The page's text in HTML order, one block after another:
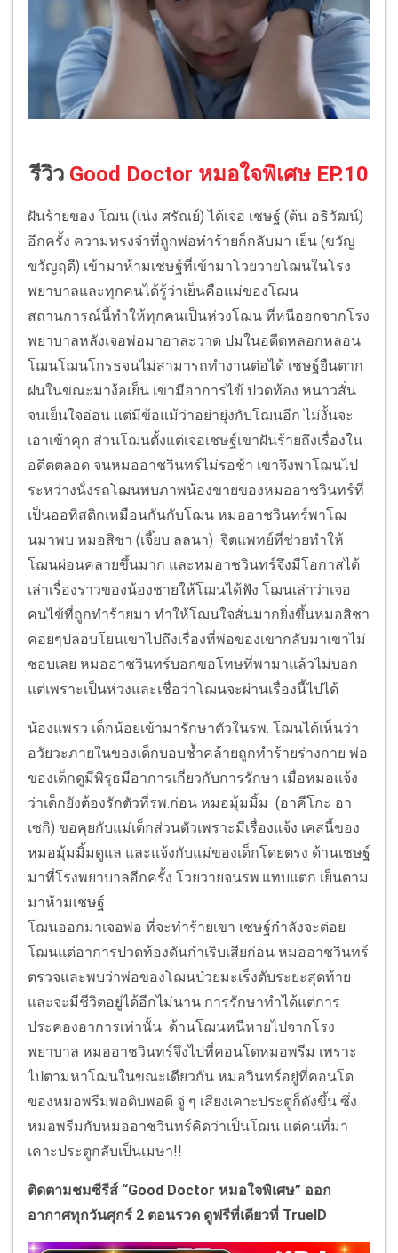
รีวิว Good Doctor หมอใจพิเศษ EP.10
ฝันร้ายของ โฌน (เน๋ง ศรัณย์) ได้เจอ เชษฐ์ (ต้น อธิวัฒน์)
อีกครั้ง ความทรงจำที่ถูกพ่อทำร้ายก็กลับมา เย็น (ขวัญ
ขวัญฤดี) เข้ามาห้ามเชษฐ์ที่เข้ามาโวยวายโฌนในโรง
พยาบาลและทุกคนได้รู้ว่าเย็นคือแม่ของโฌน
สถานการณ์นี้ทำให้ทุกคนเป็นห่วงโฌน ที่หนีออกจากโรง
พยาบาลหลังเจอพ่อมาอาละวาด ปมในอดีตหลอกหลอน
โฌนโฌนโกรธจนไม่สามารถทำงานต่อได้ เชษฐ์ยืนตาก
ฝนในขณะมาง้อเย็น เขามีอาการไข้ ปวดท้อง หนาวสั่น
จนเย็นใจอ่อน แต่มีข้อแม้ว่าอย่ายุ่งกับโฌนอีก ไม่งั้นจะ
เอาเข้าคุก ส่วนโฌนตั้งแต่เจอเชษฐ์เขาฝันร้ายถึงเรื่องใน
อดีตตลอด จนหมออาชวินทร์ไม่รอช้า เขาจึงพาโฌนไป
ระหว่างนั่งรถโฌนพบภาพน้องขายของหมออาชวินทร์ที่
เป็นออทิสติกเหมือนกันกับโฌน หมออาชวินทร์พาโฌ
นมาพบ หมอสิชา (เจี๊ยบ ลลนา) จิตแพทย์ที่ช่วยทำให้
โฌนผ่อนคลายขึ้นมาก และหมอาชวินทร์จึงมีโอกาสได้
เล่าเรื่องราวของน้องชายให้โฌนได้ฟัง โฌนเล่าว่าเจอ
คนไข้ที่ถูกทำร้ายมา ทำให้โฌนใจสั่นมากยิ่งขึ้นหมอสิชา
ค่อยๆปลอบโยนเขาไปถึงเรื่องที่พ่อของเขากลับมาเขาไม่
ชอบเลย หมออาชวินทร์บอกขอโทษที่พามาแล้วไม่บอก
แต่เพราะเป็นห่วงและเชื่อว่าโฌนจะผ่านเรื่องนี้ไปได้
น้องแพรว เด็กน้อยเข้ามารักษาตัวในรพ. โฌนได้เห็นว่า
อวัยวะภายในของเด็กบอบช้ำคล้ายถูกทำร้ายร่างกาย พ่อ
ของเด็กดูมีพิรุธมีอาการเกี่ยวกับการรักษา เมื่อหมอแจ้ง
ว่าเด็กยังต้องรักตัวที่รพ.ก่อน หมอมุ้มมิ้ม (อาคีโกะ อา
เซกิ) ขอคุยกับแม่เด็กส่วนตัวเพราะมีเรื่องแจ้ง เคสนี้ของ
หมอมุ้มมิ้มดูแล และแจ้งกับแม่ของเด็กโดยตรง ด้านเชษฐ์
มาที่โรงพยาบาลอีกครั้ง โวยวายจนรพ.แทบแตก เย็นตาม
มาห้ามเชษฐ์
โฌนออกมาเจอพ่อ ที่จะทำร้ายเขา เชษฐ์กำลังจะต่อย
โฌนแต่อาการปวดท้องดันกำเริบเสียก่อน หมออาชวินทร์
ตรวจและพบว่าพ่อของโฌนป่วยมะเร็งตับระยะสุดท้าย
และจะมีชีวิตอยู่ได้อีกไม่นาน การรักษาทำได้แต่การ
ประคองอาการเท่านั้น ด้านโฌนหนีหายไปจากโรง
พยาบาล หมออาชวินทร์จึงไปที่คอนโดหมอพรีม เพราะ
ไปตามหาโฌนในขณะเดียวกัน หมอวินทร์อยู่ที่คอนโด
ของหมอพรีมพอดิบพอดี จู่ ๆ เสียงเคาะประตูก็ดังขึ้น ซึ่ง
หมอพรีมกับหมออาชวินทร์คิดว่าเป็นโฌน แต่คนที่มา
เคาะประตูกลับเป็นเมษา!!
ติดตามชมซีรีส์ “Good Doctor หมอใจพิเศษ” ออก
อากาศทุกวันศุกร์ 2 ตอนรวด ดูฟรีที่เดียวที่ TrueID